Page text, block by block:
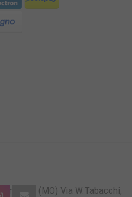
(MO) Via W.Tabacchi,